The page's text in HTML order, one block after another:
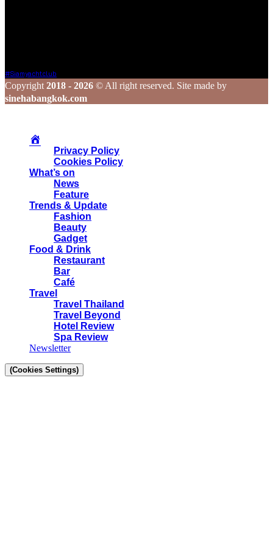
#siamyachtclub
Copyright 2018 - 2026 © All right reserved. Site made by
sinehabangkok.com
Privacy Policy
Cookies Policy
What’s on
News
Feature
Trends & Update
Fashion
Beauty
Gadget
Food & Drink
Restaurant
Bar
Café
Travel
Travel Thailand
Travel Beyond
Hotel Review
Spa Review
Newsletter
(Cookies Settings)